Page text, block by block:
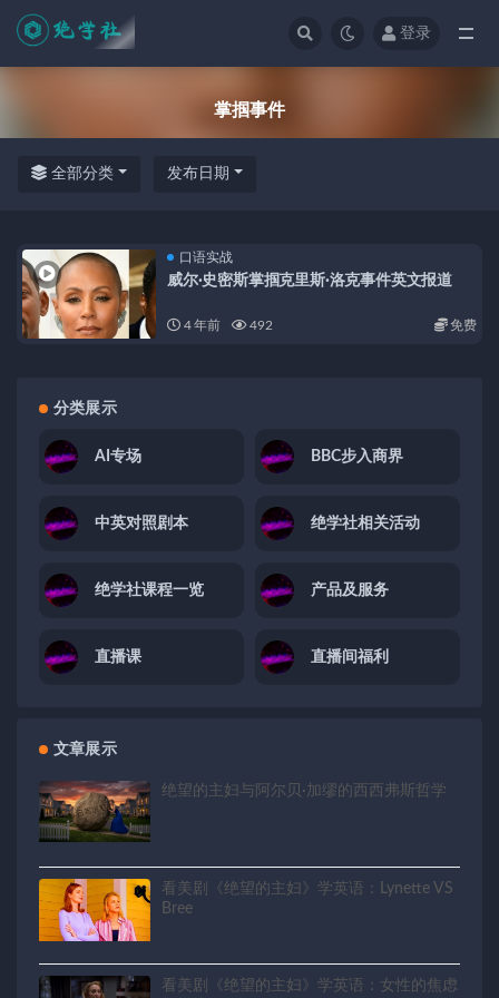
登录
掌掴事件
全部分类 发布日期
口语实战
威尔·史密斯掌掴克里斯·洛克事件英文报道
4 年前 492 免费
分类展示
AI专场 BBC步入商界
中英对照剧本 绝学社相关活动
绝学社课程一览 产品及服务
直播课 直播间福利
文章展示
绝望的主妇与阿尔贝·加缪的西西弗斯哲学
看美剧《绝望的主妇》学英语：Lynette VS
Bree
看美剧《绝望的主妇》学英语：女性的焦虑